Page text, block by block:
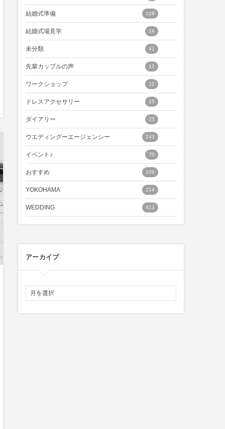
結婚式準備 128
結婚式場見学 16
未分類 41
先輩カップルの声 12
ワークショップ 12
ドレスアクセサリー 15
ダイアリー 25
ウエディングーエージェンシー 243
イベント♪ 70
おすすめ 109
YOKOHAMA 214
WEDDING 412
アーカイブ